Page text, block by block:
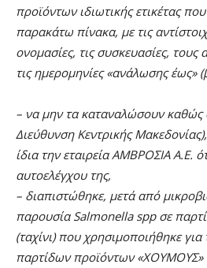
προϊόντων ιδιωτικής ετικέτας
παρακάτω πίνακα, με τις
ονομασίες, τις συσκευασίες, τους
τις ημερομηνίες «ανάλωσης έως»
– να μην τα καταναλώσουν καθώς
Διεύθυνση Κεντρικής
ίδια την εταιρεία ΑΜΒΡΟΣΙΑ Α.Ε.
αυτοελέγχου της,
– διαπιστώθηκε, μετά από
παρουσία Salmonella spp σε
(ταχίνι) που χρησιμοποιήθηκε
παρτίδων προϊόντων «ΧΟΥΜΟΥΣ»